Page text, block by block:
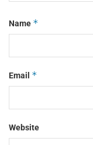
Name *
Email *
Website